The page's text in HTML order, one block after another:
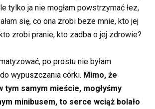
tylko ja nie mogłam powstrzymać łez,
się, co ona zrobi beze mnie, kto jej
zrobi pranie, kto zadba o jej zdrowie?
po prostu nie byłam
wypuszczania córki. Mimo, że
tym samym mieście, mogłyśmy
minibusem, to serce wciąż bolało